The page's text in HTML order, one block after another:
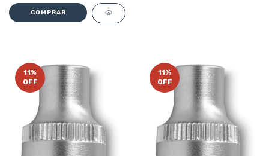
11%
OFF
11%
OFF